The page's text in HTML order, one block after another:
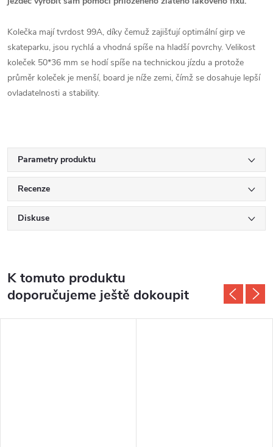
Kolečka mají tvrdost 99A, díky čemuž zajišťují optimální girp ve
skateparku, jsou rychlá a vhodná spíše na hladší povrchy. Velikost
koleček 50*36 mm se hodí spíše na technickou jízdu a protože
průměr koleček je menší, board je níže zemi, čímž se dosahuje lepší
ovladatelnosti a stability.
Parametry produktu
Recenze
Diskuse
K tomuto produktu
doporučujeme ještě dokoupit